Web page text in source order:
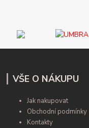
VŠE O NÁKUPU
Jak nakupovat
Obchodní podmínky
Kontakty